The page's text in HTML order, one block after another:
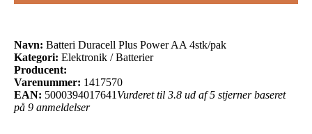
Navn: Batteri Duracell Plus Power AA 4stk/pak
Kategori: Elektronik / Batterier
Producent:
Varenummer: 1417570
EAN: 5000394017641 Vurderet til 3.8 ud af 5 stjerner baseret
på 9 anmeldelser